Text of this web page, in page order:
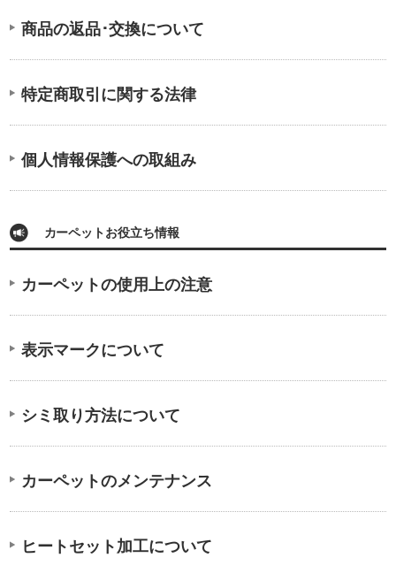
商品の返品･交換について
特定商取引に関する法律
個人情報保護への取組み
カーペットお役立ち情報
カーペットの使用上の注意
表示マークについて
シミ取り方法について
カーペットのメンテナンス
ヒートセット加工について